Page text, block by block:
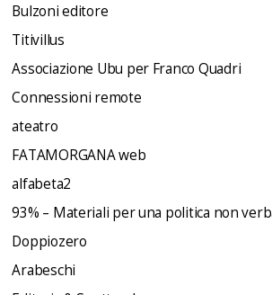
Bulzoni editore
Titivillus
Associazione Ubu per Franco Quadri
Connessioni remote
ateatro
FATAMORGANA web
alfabeta2
93% – Materiali per una politica non
Doppiozero
Arabeschi